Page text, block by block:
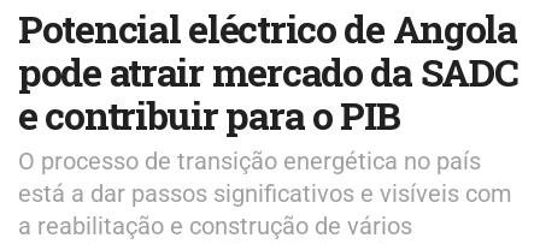
Potencial eléctrico de Angola
pode atrair mercado da SADC
e contribuir para o PIB
O processo de transição energética no país
está a dar passos significativos e visíveis com
a reabilitação e construção de vários